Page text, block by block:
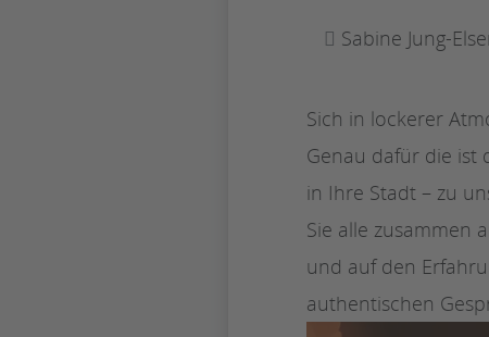
Sabine Jung-
Sich in lockerer
Genau dafür die ist
in Ihre Stadt – zu
Sie alle zusammen
und auf den
authentischen